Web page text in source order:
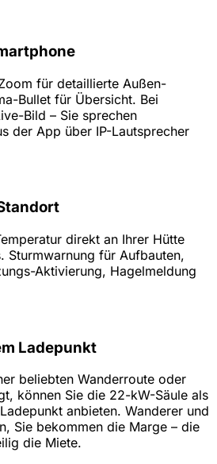
für detaillierte Außen-
Bullet für Übersicht. Bei
Bild – Sie sprechen
der App über IP-Lautsprecher
direkt an Ihrer Hütte
Sturmwarnung für Aufbauten,
Aktivierung, Hagelmeldung
Ladepunkt
beliebten Wanderroute oder
können Sie die 22-kW-Säule als
anbieten. Wanderer und
Sie bekommen die Marge – die
die Miete.